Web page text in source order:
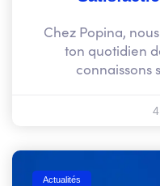
Chez Popina,
ton quotidien
connaissons
Actualités